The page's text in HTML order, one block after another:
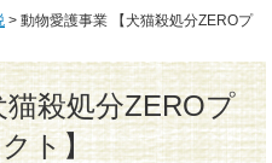
> 動物愛護事業 【犬猫殺処分ZEROプ
殺処分ZEROプ
ト】